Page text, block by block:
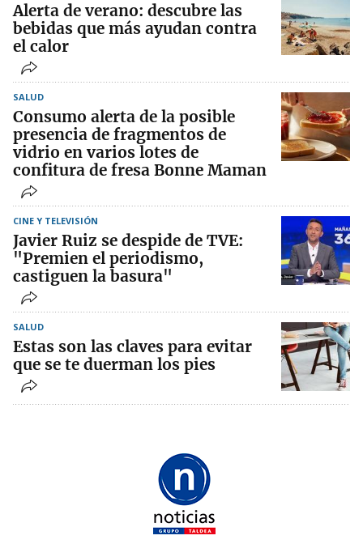
Alerta de verano: descubre las
bebidas que más ayudan contra
el calor
SALUD
Consumo alerta de la posible
presencia de fragmentos de
vidrio en varios lotes de
confitura de fresa Bonne Maman
CINE Y TELEVISIÓN
Javier Ruiz se despide de TVE:
"Premien el periodismo,
castiguen la basura"
SALUD
Estas son las claves para evitar
que se te duerman los pies